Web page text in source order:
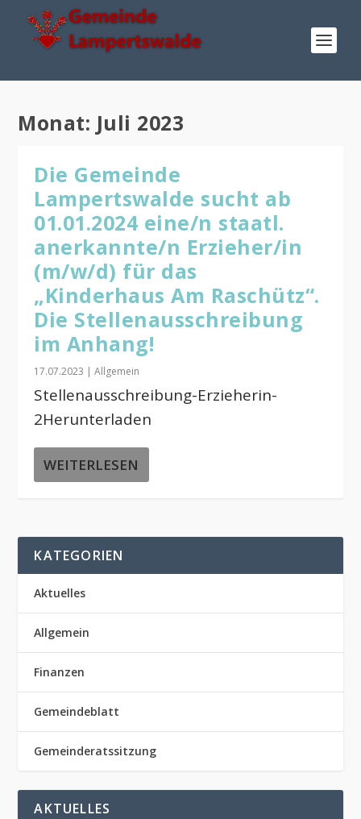
Monat: Juli 2023
Die Gemeinde
Lampertswalde sucht ab
01.01.2024 eine/n staatl.
anerkannte/n Erzieher/in
(m/w/d) für das
„Kinderhaus Am Raschütz“.
Die Stellenausschreibung
im Anhang!
17.07.2023 |Allgemein
Stellenausschreibung-Erzieherin-
2Herunterladen
WEITERLESEN
KATEGORIEN
Aktuelles
Allgemein
Finanzen
Gemeindeblatt
Gemeinderatssitzung
AKTUELLES